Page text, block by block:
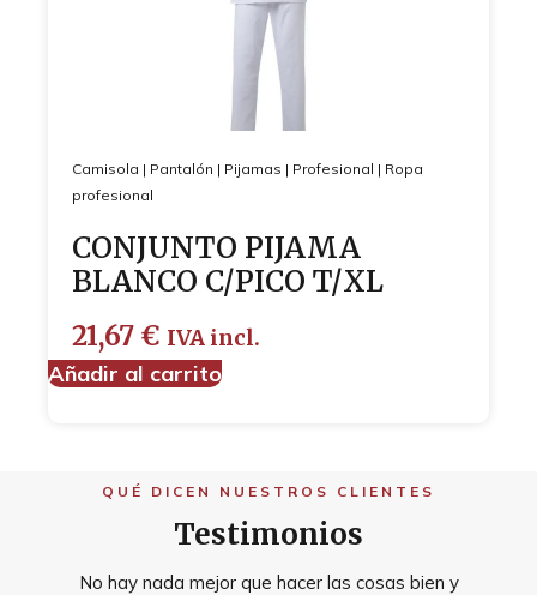
Camisola | Pantalón | Pijamas | Profesional | Ropa
profesional
CONJUNTO PIJAMA
BLANCO C/PICO T/XL
21,67 € IVA incl.
Añadir al carrito
QUÉ DICEN NUESTROS CLIENTES
Testimonios
No hay nada mejor que hacer las cosas bien y